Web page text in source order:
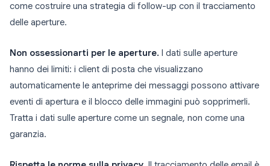
come costruire una strategia di follow-up con il tracciamento
delle aperture.
Non ossessionarti per le aperture. I dati sulle aperture
hanno dei limiti: i client di posta che visualizzano
automaticamente le anteprime dei messaggi possono attivare
eventi di apertura e il blocco delle immagini può sopprimerli.
Tratta i dati sulle aperture come un segnale, non come una
garanzia.